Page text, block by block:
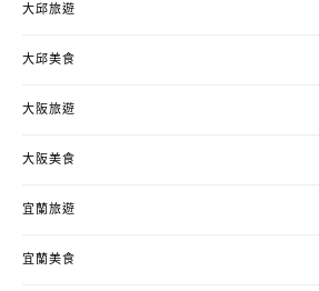
大邱旅遊
大邱美食
大阪旅遊
大阪美食
宜蘭旅遊
宜蘭美食